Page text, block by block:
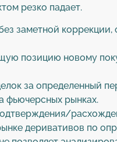
резко падает.
заметной
позицию новому
за определенный
фьючерсных рынках.
деривативов по